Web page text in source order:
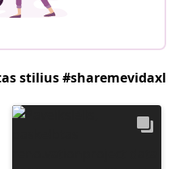
stilius #sharemevidaxl